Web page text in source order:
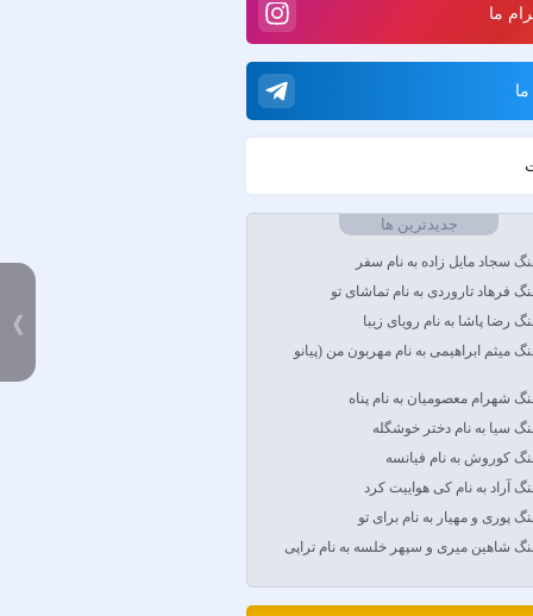
داوران
و ایمان حمیدی
مُوِرس و وینتِرس
ما
جدیدترین ها
سجاد مایل زاده به نام سفر
فرهاد تاروردی به نام تماشای تو
رضا پاشا به نام رویای زیبا
میثم ابراهیمی به نام مهربون من (پیانو
شهرام معصومیان به نام پناه
سیا به نام دختر خوشگله
کوروش به نام فیانسه
آراد به نام کی هواییت کرد
پوری و مهیار به نام برای تو
شاهین میری و سپهر خلسه به نام تراپی
》